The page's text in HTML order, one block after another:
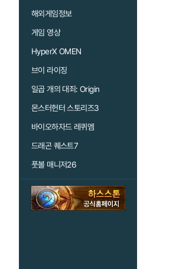
해외게임정보
게임 영상
HyperX OMEN
브이 라이징
일곱 개의 대죄: Origin
몬스터헌터 스토리즈3
바이오하자드 레퀴엠
드래곤 퀘스트7
풋볼 매니저26